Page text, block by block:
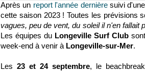
Après un report l'année dernièresuivi
cette saison 2023 ! Toutes les prévisions
vagues, peu de vent, du soleil il n'en fallait
Les équipes du Longeville Surf Club
week-end à venir à Longeville-sur-Mer.
Les 23 et 24 septembre, le